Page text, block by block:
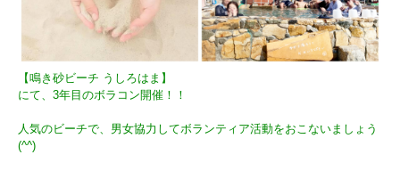
【鳴き砂ビーチ うしろはま】
にて、3年目のボラコン開催！！
人気のビーチで、男女協力してボランティア活動をおこないましょう
(^^)